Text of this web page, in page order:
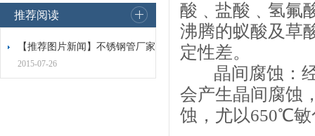
推荐阅读
【推荐图片新闻】不锈钢管厂家
2015-07-26
酸﹑盐酸﹑氢氟
沸腾的蚁酸及草
定性差。
晶间腐蚀：
会产生晶间腐蚀
蚀，尤以650℃敏